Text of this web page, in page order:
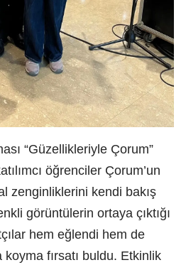
“Güzellikleriyle Çorum”
öğrenciler Çorum’un
zenginliklerini kendi bakış
görüntülerin ortaya çıktığı
hem eğlendi hem de
koyma fırsatı buldu. Etkinlik